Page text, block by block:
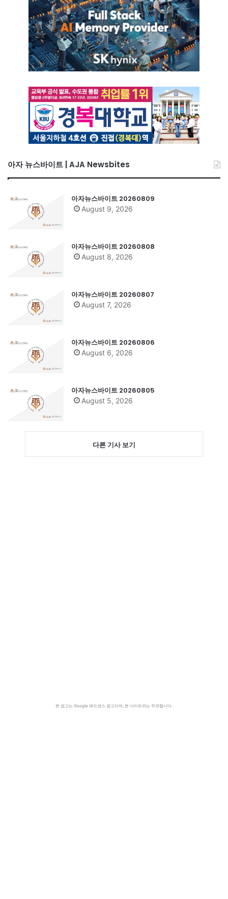
아자 뉴스바이트 | AJA Newsbites
아자뉴스바이트 20260809
August 9, 2026
아자뉴스바이트 20260808
August 8, 2026
아자뉴스바이트 20260807
August 7, 2026
아자뉴스바이트 20260806
August 6, 2026
아자뉴스바이트 20260805
August 5, 2026
다른 기사 보기
본 광고는 Google 애드센스 광고이며, 본 사이트와는 무관합니다.